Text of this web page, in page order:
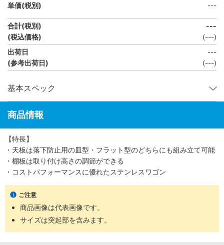
単価(税別) ---
合計(税別)
(税込価格)
---
(---)
出荷日
(参考出荷日)
---
(---)
基本スペック
商品情報
【特長】
・天板は落下防止用の皿型・フラット型のどちらにも組み立て可能
・棚板は取り付け高さの調節ができる
・コストパフォーマンスに優れたステンレスワゴン
ご注意
商品画像は代表画像です。
サイズは突起部を含みます。